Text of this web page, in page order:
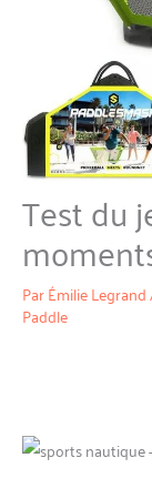
Test du
ParÉmilie Legrand
Paddle